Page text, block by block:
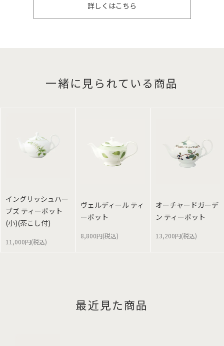
詳しくはこちら
一緒に見られている商品
イングリッシュハー
ブズ ティーポット
(小)(茶こし付)
11,000円(税込)
ヴェルディール ティ
ーポット
8,800円(税込)
オーチャードガーデ
ン ティーポット
13,200円(税込)
最近見た商品